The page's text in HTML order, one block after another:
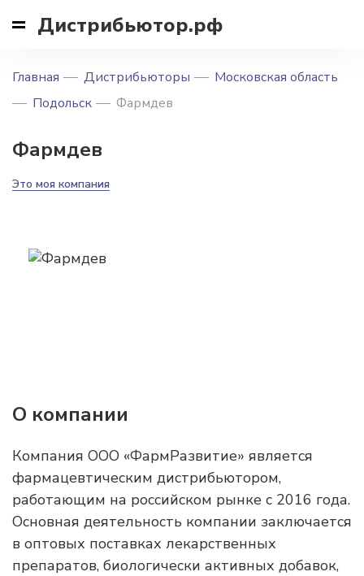
Дистрибьютор.рф
Главная Дистрибьюторы
Московская область
Подольск
Фармдев
Фармдев
Это моя компания
О компании
Компания ООО «ФармРазвитие» является
фармацевтическим дистрибьютором,
работающим на российском рынке с 2016 года.
Основная деятельность компании заключается
в оптовых поставках лекарственных
препаратов, биологически активных добавок,